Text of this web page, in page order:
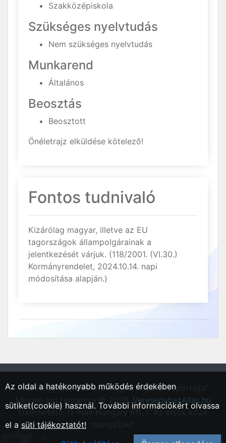
Szakközépiskola
Szükséges nyelvtudás
Nem szükséges nyelvtudás
Munkarend
Általános
Beosztás
Beosztott
Önéletrajz elküldése kötelező!
Fontos tudnivaló
Kizárólag magyar, illetve az EU
tagországok állampolgárainak a
jelentkezését várjuk. (118/2001. (VI.30.)
Kormányrendelet, 2024.10.14. napi
módosítása alapján.)
"Veresegyház, Pest vármegyei régió állásportálja"
Minden jog fentartva © 2026.VeresegyhazAllas.hu
Üzemeltető: IT-Nav Hungary Kft. | "Az elsők közé
Az oldal a hatékonyabb működés érdekében
sütiket(cookie) használ. További információkért olvassa
el a süti tájékoztatót!